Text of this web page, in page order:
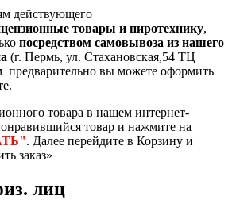
действующего
товары и пиротехнику,
посредством самовывоза из нашего
(г. Пермь, ул. Стахановская,54 ТЦ
вы можете оформить
товара в нашем интернет-
товар и нажмите на
. Далее перейдите в Корзину и
заказ»
лиц